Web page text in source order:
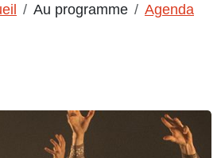
Au programme
Agenda